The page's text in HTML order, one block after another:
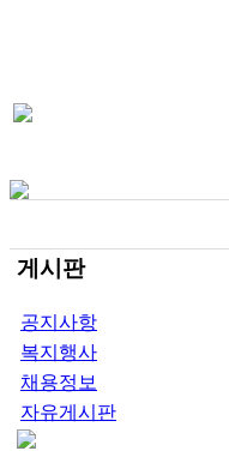
게시판
공지사항
복지행사
채용정보
자유게시판